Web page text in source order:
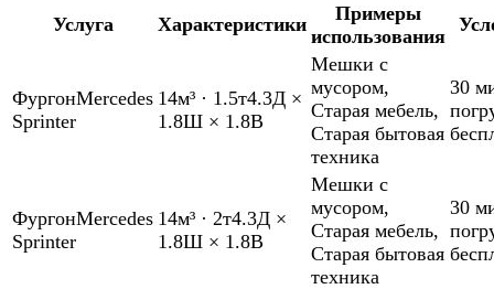
Услуга Характеристики
Примеры
использования
ФургонMercedes
Sprinter
14м³ · 1.5т4.3Д ×
1.8Ш × 1.8В
Мешки с
мусором,
Старая мебель,
Старая бытовая
техника
30
ФургонMercedes
Sprinter
14м³ · 2т4.3Д ×
1.8Ш × 1.8В
Мешки с
мусором,
Старая мебель,
Старая бытовая
техника
30